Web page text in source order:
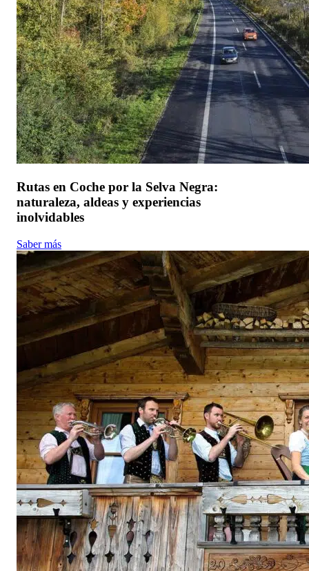
Rutas en Coche por la Selva Negra:
naturaleza, aldeas y experiencias
inolvidables
Saber más